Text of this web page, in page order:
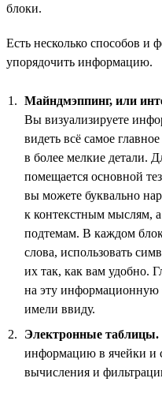
блоки.
Есть несколько способов и
упорядочить информацию.
Майндмэппинг, или
Вы визуализируете
видеть всё самое
в более мелкие детали.
помещается основной
вы можете буквально
к контекстным мыслям,
подтемам. В каждом
слова, использовать
их так, как вам удобно.
на эту информационную
имели ввиду.
Электронные таблицы.
информацию в ячейки и
вычисления и